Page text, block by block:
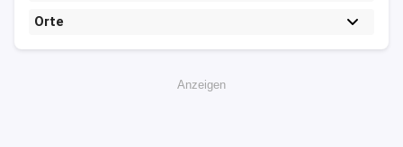
Orte
Anzeigen